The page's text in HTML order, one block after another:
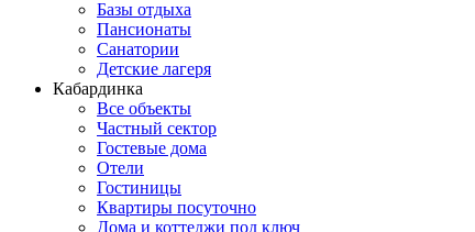
Базы отдыха
Пансионаты
Санатории
Детские лагеря
Кабардинка
Все объекты
Частный сектор
Гостевые дома
Отели
Гостиницы
Квартиры посуточно
Дома и коттеджи под ключ